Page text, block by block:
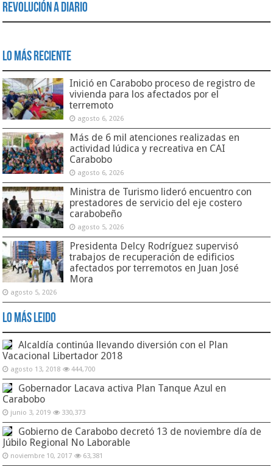
Revolución a Diario
Lo Más Reciente
Inició en Carabobo proceso de registro de
vivienda para los afectados por el
terremoto
agosto 6, 2026
Más de 6 mil atenciones realizadas en
actividad lúdica y recreativa en CAI
Carabobo
agosto 6, 2026
Ministra de Turismo lideró encuentro con
prestadores de servicio del eje costero
carabobeño
agosto 5, 2026
Presidenta Delcy Rodríguez supervisó
trabajos de recuperación de edificios
afectados por terremotos en Juan José
Mora
agosto 5, 2026
Lo Más Leido
Alcaldía continúa llevando diversión con el Plan
Vacacional Libertador 2018
agosto 13, 2018 444,700
Gobernador Lacava activa Plan Tanque Azul en
Carabobo
junio 3, 2019 330,373
Gobierno de Carabobo decretó 13 de noviembre día de
Júbilo Regional No Laborable
noviembre 10, 2017 63,381